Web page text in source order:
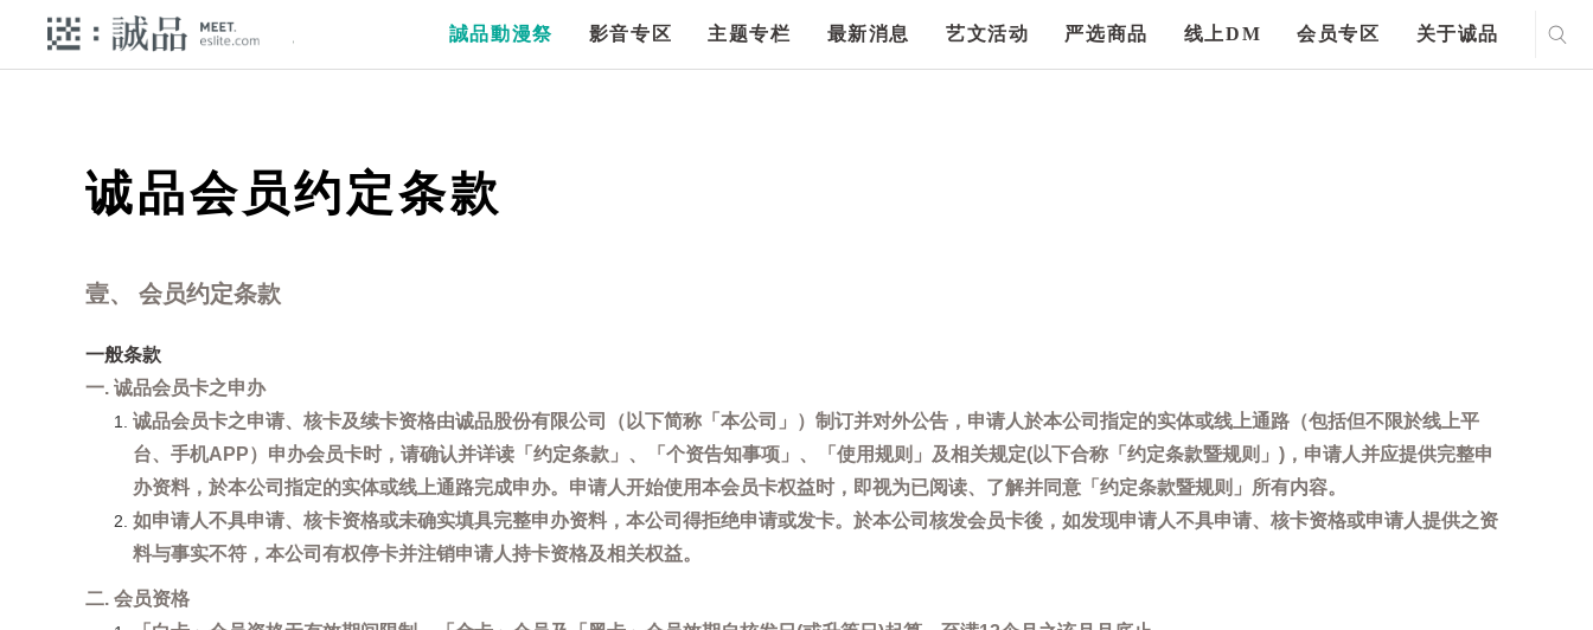
誠品動漫祭 影音专区 主题专栏 最新消息 艺文活动 严选商品 线上DM 会员专区 关于诚品
诚品会员约定条款
壹、 会员约定条款
一般条款
一. 诚品会员卡之申办
诚品会员卡之申请、核卡及续卡资格由诚品股份有限公司（以下简称「本公司」）制订并对外公告，申请人於本公司指定的实体或线上通路（包括但不限於线上平
台、手机APP）申办会员卡时，请确认并详读「约定条款」、「个资告知事项」、「使用规则」及相关规定(以下合称「约定条款暨规则」)，申请人并应提供完整申
办资料，於本公司指定的实体或线上通路完成申办。申请人开始使用本会员卡权益时，即视为已阅读、了解并同意「约定条款暨规则」所有内容。
如申请人不具申请、核卡资格或未确实填具完整申办资料，本公司得拒绝申请或发卡。於本公司核发会员卡後，如发现申请人不具申请、核卡资格或申请人提供之资
料与事实不符，本公司有权停卡并注销申请人持卡资格及相关权益。
二. 会员资格